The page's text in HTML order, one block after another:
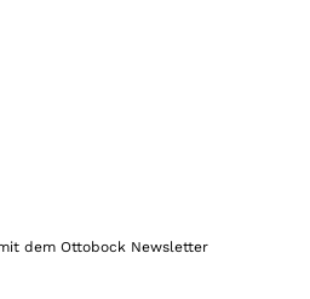
dem Ottobock Newsletter